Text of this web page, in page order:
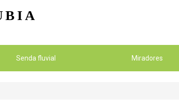
Senda fluvial Miradores